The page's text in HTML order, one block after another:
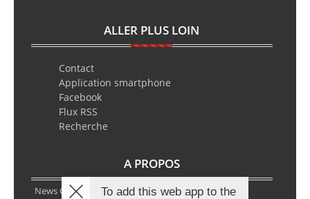
ALLER PLUS LOIN
Contact
Application smartphone
Facebook
Flux RSS
Recherche
A PROPOS
News Classic Racing est le portail de l’actualité du
To add this web app to the